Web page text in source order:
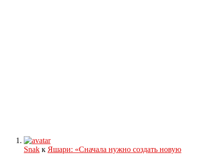
Snak к Яшари: «Сначала нужно создать новую